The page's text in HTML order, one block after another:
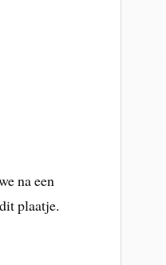
na een
plaatje.